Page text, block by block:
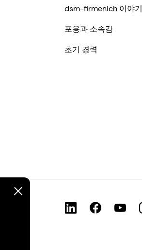
dsm-firmenich 이야기
포용과 소속감
초기 경력